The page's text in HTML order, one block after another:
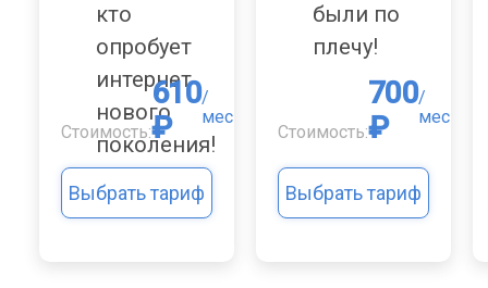
кто
опробует
интернет
нового
поколения!
Стоимость:
610
₽
/
мес
Выбрать тариф
были по
плечу!
Стоимость:
700
₽
/
мес
Выбрать тариф